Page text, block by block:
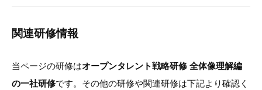
関連研修情報
当ページの研修はオープンタレント戦略研修 全体像理解編
の一社研修です。その他の研修や関連研修は下記より確認く